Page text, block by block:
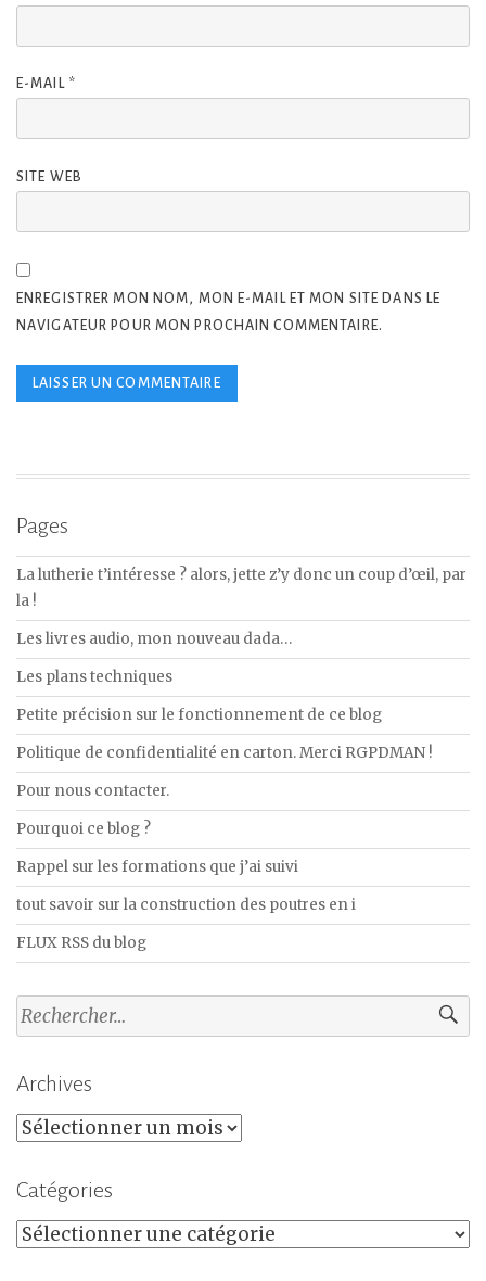
E-MAIL *
SITE WEB
ENREGISTRER MON NOM, MON E-MAIL ET MON SITE DANS LE
NAVIGATEUR POUR MON PROCHAIN COMMENTAIRE.
Pages
La lutherie t’intéresse ? alors, jette z’y donc un coup d’œil, par
la !
Les livres audio, mon nouveau dada…
Les plans techniques
Petite précision sur le fonctionnement de ce blog
Politique de confidentialité en carton. Merci RGPDMAN !
Pour nous contacter.
Pourquoi ce blog ?
Rappel sur les formations que j’ai suivi
tout savoir sur la construction des poutres en i
FLUX RSS du blog
Rechercher :
Archives
Archives
Catégories
Catégories